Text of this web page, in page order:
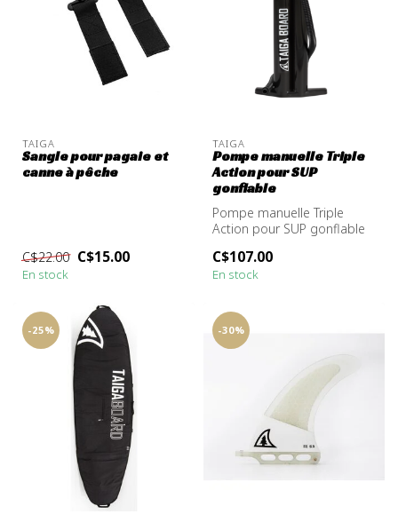
TAIGA
Sangle pour pagaie et
canne à pêche
C$22.00 C$15.00
En stock
TAIGA
Pompe manuelle Triple
Action pour SUP
gonflable
Pompe manuelle Triple
Action pour SUP gonflable
C$107.00
En stock
-25% -30%